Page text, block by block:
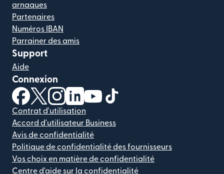
arnaques
Partenaires
Numéros IBAN
Parrainer des amis
Support
Aide
Connexion
(s'ouvre dans une nouvelle fenêtre)
(s'ouvre dans une nouvelle fenêtre)
(s'ouvre dans une nouvelle fenêtre)
(s'ouvre dans une nouvelle fenêtre)
(s'ouvre dans une nouvelle
Contrat d'utilisation
Accord d'utilisateur Business
Avis de confidentialité
Politique de confidentialité des fournisseurs
Vos choix en matière de confidentialité
Centre d'aide sur la confidentialité